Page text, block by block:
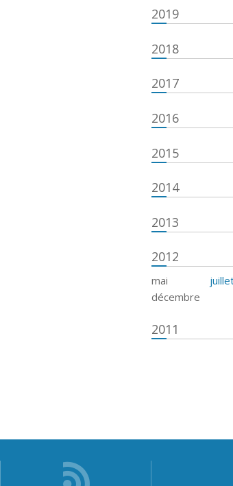
2019
2018
2017
2016
2015
2014
2013
2012
mai
décembre
2011